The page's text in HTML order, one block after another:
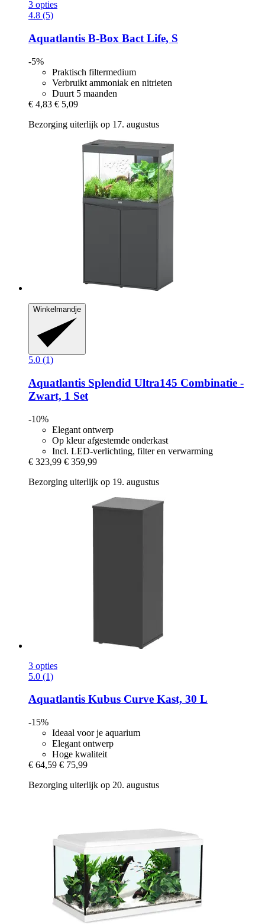
3 opties
4.8 (5)
Aquatlantis B-​Box Bact Life, S
-5%
Praktisch filtermedium
Verbruikt ammoniak en nitrieten
Duurt 5 maanden
€ 4,83 € 5,09
Bezorging uiterlijk op 17. augustus
Winkelmandje
5.0 (1)
Aquatlantis Splendid Ultra145 Combinatie -​
Zwart, 1 Set
-10%
Elegant ontwerp
Op kleur afgestemde onderkast
Incl. LED-verlichting, filter en verwarming
€ 323,99 € 359,99
Bezorging uiterlijk op 19. augustus
3 opties
5.0 (1)
Aquatlantis Kubus Curve Kast, 30 L
-15%
Ideaal voor je aquarium
Elegant ontwerp
Hoge kwaliteit
€ 64,59 € 75,99
Bezorging uiterlijk op 20. augustus